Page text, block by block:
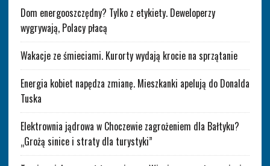
Dom energooszczędny? Tylko z etykiety. Deweloperzy
wygrywają, Polacy płacą
Wakacje ze śmieciami. Kurorty wydają krocie na sprzątanie
Energia kobiet napędza zmianę. Mieszkanki apelują do Donalda
Tuska
Elektrownia jądrowa w Choczewie zagrożeniem dla Bałtyku?
„Grożą sinice i straty dla turystyki”